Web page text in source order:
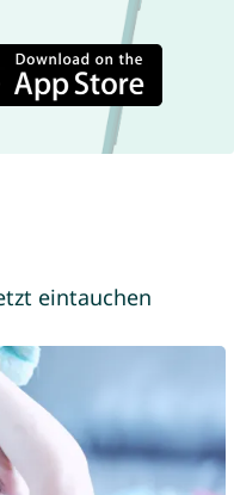
eintauchen